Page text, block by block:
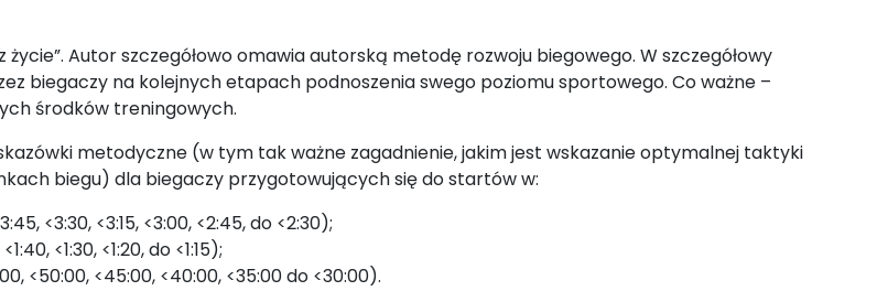
Autor szczegółowo omawia autorską metodę rozwoju biegowego. W szczegółowy
biegaczy na kolejnych etapach podnoszenia swego poziomu sportowego. Co ważne –
środków treningowych.
metodyczne (w tym tak ważne zagadnienie, jakim jest wskazanie optymalnej taktyki
biegu) dla biegaczy przygotowujących się do startów w:
<3:30, <3:15, <3:00, <2:45, do <2:30);
<1:30, <1:20, do <1:15);
<50:00, <45:00, <40:00, <35:00 do <30:00).